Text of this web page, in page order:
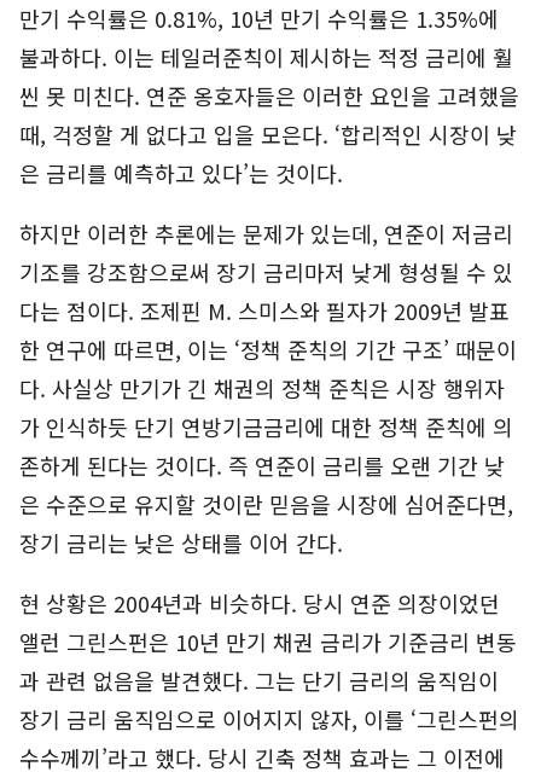
만기 수익률은 0.81%, 10년 만기 수익률은 1.35%에
불과하다. 이는 테일러준칙이 제시하는 적정 금리에 훨
씬 못 미친다. 연준 옹호자들은 이러한 요인을 고려했을
때, 걱정할 게 없다고 입을 모은다. ‘합리적인 시장이 낮
은 금리를 예측하고 있다’는 것이다.
하지만 이러한 추론에는 문제가 있는데, 연준이 저금리
기조를 강조함으로써 장기 금리마저 낮게 형성될 수 있
다는 점이다. 조제핀 M. 스미스와 필자가 2009년 발표
한 연구에 따르면, 이는 ‘정책 준칙의 기간 구조’ 때문이
다. 사실상 만기가 긴 채권의 정책 준칙은 시장 행위자
가 인식하듯 단기 연방기금금리에 대한 정책 준칙에 의
존하게 된다는 것이다. 즉 연준이 금리를 오랜 기간 낮
은 수준으로 유지할 것이란 믿음을 시장에 심어준다면,
장기 금리는 낮은 상태를 이어 간다.
현 상황은 2004년과 비슷하다. 당시 연준 의장이었던
앨런 그린스펀은 10년 만기 채권 금리가 기준금리 변동
과 관련 없음을 발견했다. 그는 단기 금리의 움직임이
장기 금리 움직임으로 이어지지 않자, 이를 ‘그린스펀의
수수께끼’라고 했다. 당시 긴축 정책 효과는 그 이전에